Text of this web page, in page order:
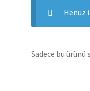
Henüz
Sadece bu